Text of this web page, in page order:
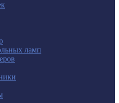
ламп